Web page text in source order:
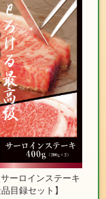
ーロインステーキ
目録セット】